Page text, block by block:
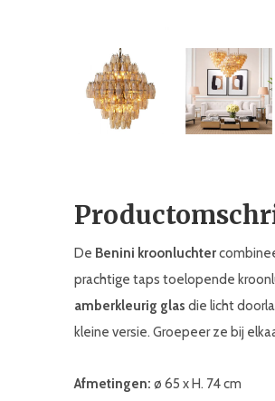
De Benini kroonluchter
prachtige taps toelopende
amberkleurig glas die licht
kleine versie. Groepeer ze bij
Afmetingen: ø 65 x H. 74 cm